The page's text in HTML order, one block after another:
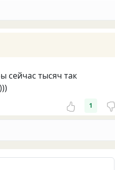
сейчас тысяч так
1